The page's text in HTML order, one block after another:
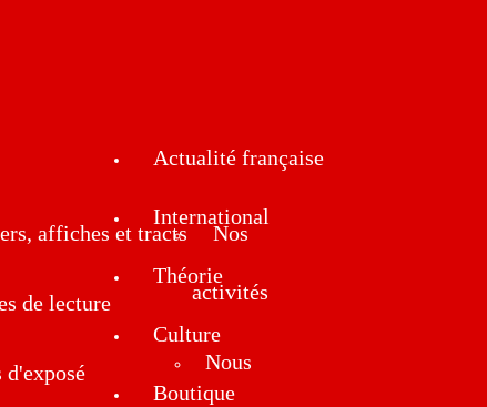
affiches et tracts
de lecture
d'exposé
Nos
activités
Nous
Actualité française
International
Théorie
Culture
Boutique